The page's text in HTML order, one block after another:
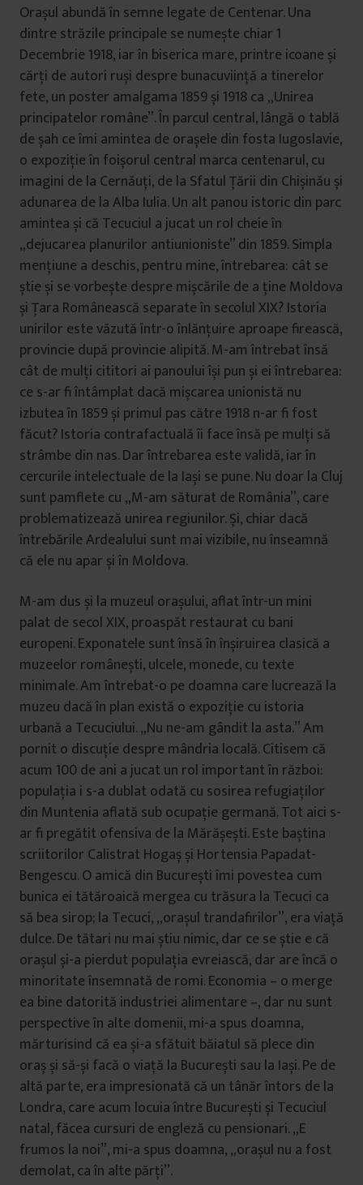
Orașul abundă în semne legate de Centenar. Una
dintre străzile principale se numește chiar 1
Decembrie 1918, iar în biserica mare, printre icoane și
cărți de autori ruși despre bunacuviință a tinerelor
fete, un poster amalgama 1859 și 1918 ca „Unirea
principatelor române”. În parcul central, lângă o tablă
de șah ce îmi amintea de orașele din fosta Iugoslavie,
o expoziție în foișorul central marca centenarul, cu
imagini de la Cernăuți, de la Sfatul Țării din Chișinău și
adunarea de la Alba Iulia. Un alt panou istoric din parc
amintea și că Tecuciul a jucat un rol cheie în
„dejucarea planurilor antiunioniste” din 1859. Simpla
mențiune a deschis, pentru mine, întrebarea: cât se
știe și se vorbește despre mișcările de a ține Moldova
și Țara Românească separate în secolul XIX? Istoria
unirilor este văzută într-o înlănțuire aproape firească,
provincie după provincie alipită. M-am întrebat însă
cât de mulți cititori ai panoului își pun și ei întrebarea:
ce s-ar fi întâmplat dacă mișcarea unionistă nu
izbutea în 1859 și primul pas către 1918 n-ar fi fost
făcut? Istoria contrafactuală îi face însă pe mulți să
strâmbe din nas. Dar întrebarea este validă, iar în
cercurile intelectuale de la Iași se pune. Nu doar la Cluj
sunt pamflete cu „M-am săturat de România”, care
problematizează unirea regiunilor. Și, chiar dacă
întrebările Ardealului sunt mai vizibile, nu înseamnă
că ele nu apar și în Moldova.
M-am dus și la muzeul orașului, aflat într-un mini
palat de secol XIX, proaspăt restaurat cu bani
europeni. Exponatele sunt însă în înșiruirea clasică a
muzeelor românești, ulcele, monede, cu texte
minimale. Am întrebat-o pe doamna care lucrează la
muzeu dacă în plan există o expoziție cu istoria
urbană a Tecuciului. „Nu ne-am gândit la asta.” Am
pornit o discuție despre mândria locală. Citisem că
acum 100 de ani a jucat un rol important în război:
populația i s-a dublat odată cu sosirea refugiaților
din Muntenia aflată sub ocupație germană. Tot aici s-
ar fi pregătit ofensiva de la Mărășești. Este baștina
scriitorilor Calistrat Hogaș și Hortensia Papadat-
Bengescu. O amică din București îmi povestea cum
bunica ei tătăroaică mergea cu trăsura la Tecuci ca
să bea sirop; la Tecuci, „orașul trandafirilor”, era viață
dulce. De tătari nu mai știu nimic, dar ce se știe e că
orașul și-a pierdut populația evreiască, dar are încă o
minoritate însemnată de romi. Economia – o merge
ea bine datorită industriei alimentare –, dar nu sunt
perspective în alte domenii, mi-a spus doamna,
mărturisind că ea și-a sfătuit băiatul să plece din
oraș și să-și facă o viață la București sau la Iași. Pe de
altă parte, era impresionată că un tânăr întors de la
Londra, care acum locuia între București și Tecuciul
natal, făcea cursuri de engleză cu pensionari. „E
frumos la noi”, mi-a spus doamna, „orașul nu a fost
demolat, ca în alte părți”.